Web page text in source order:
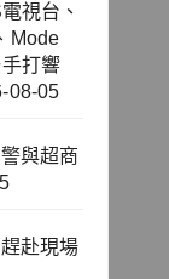
視台、
Mode
打響
08-05
與超商
赴現場